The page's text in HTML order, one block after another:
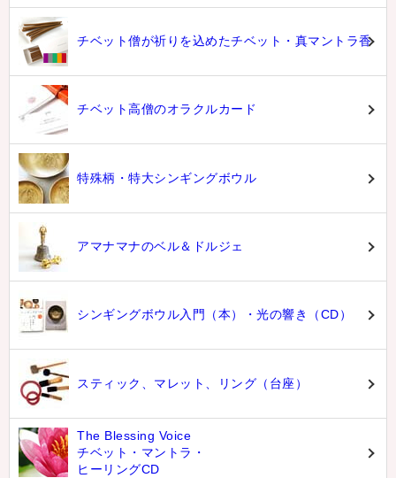
チベット僧が祈りを込めたチベット・真マントラ香
チベット高僧のオラクルカード
特殊柄・特大シンギングボウル
アマナマナのベル＆ドルジェ
シンギングボウル入門（本）・光の響き（CD）
スティック、マレット、リング（台座）
The Blessing Voice
チベット・マントラ・
ヒーリングCD